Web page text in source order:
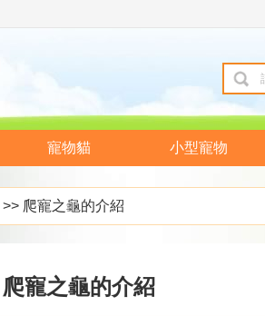
寵物貓 小型寵物
>> 爬寵之龜的介紹
爬寵之龜的介紹